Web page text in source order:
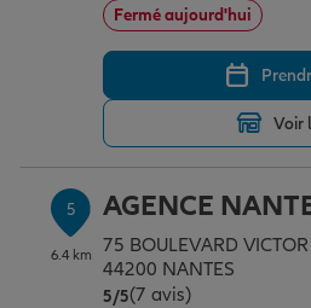
Fermé aujourd'hui
Voir
5
6.4 km
AGENCE
75 BOULEVARD
44200 NANTES
5/5Note de 5 sur 5
(7 avis)